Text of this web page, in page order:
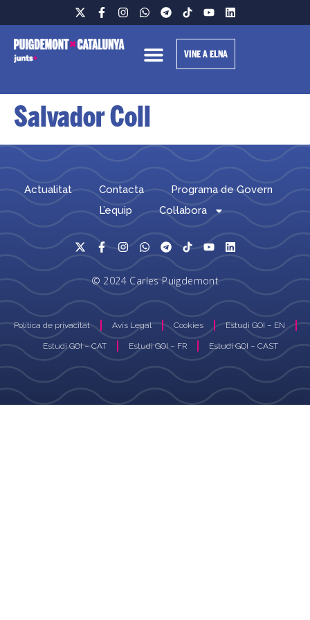
VINE A ELNA
Salvador Coll
Actualitat Contacta
Programa de Govern
L’equip
Col·labora
© 2024 Carles Puigdemont
Política de privacitat Avís Legal Cookies Estudi GOI – EN
Estudi GOI – CAT Estudi GOI – FR Estudi GOI – CAST